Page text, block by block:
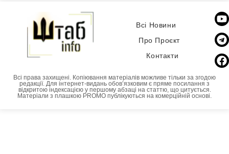
Всі Новини
Про Проєкт
Контакти
Всі права захищені. Копіювання матеріалів можливе тільки за згодою
редакції. Для інтернет-видань обовʼязковим є пряме посилання з
відкритою індексацією у першому абзаці на статтю, що цитується.
Матеріали з плашкою PROMO публікуються на комерційній основі.